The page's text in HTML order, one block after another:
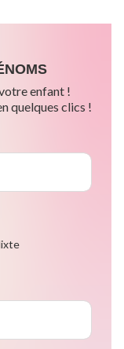
enfant !
quelques clics !